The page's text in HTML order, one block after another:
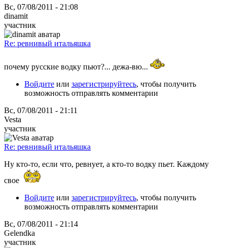
Вс, 07/08/2011 - 21:08
dinamit
участник
Re: ревнивый итальяшка
почему русские водку пьют?... дежа-вю...
Войдите или зарегистрируйтесь, чтобы получить
возможность отправлять комментарии
Вс, 07/08/2011 - 21:11
Vesta
участник
Re: ревнивый итальяшка
Ну кто-то, если что, ревнует, а кто-то водку пьет. Каждому
свое
Войдите или зарегистрируйтесь, чтобы получить
возможность отправлять комментарии
Вс, 07/08/2011 - 21:14
Gelendka
участник